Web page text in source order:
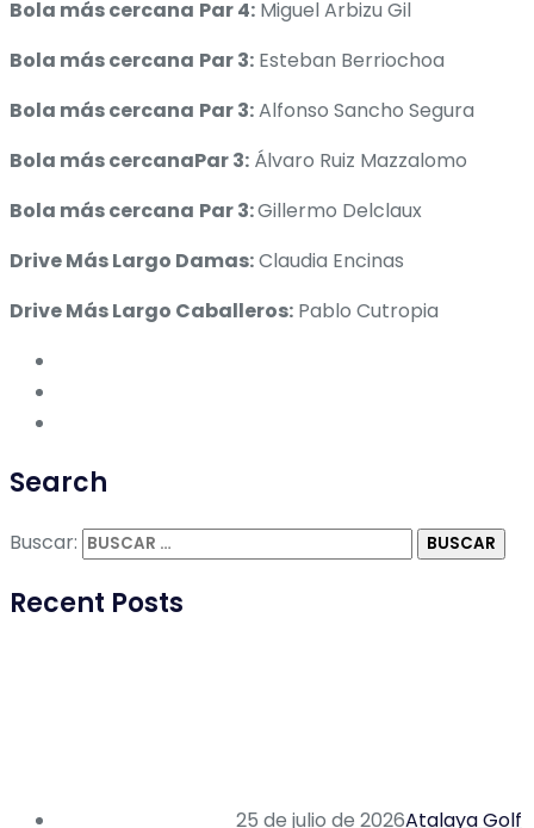
Bola más cercana Par 4: Miguel Arbizu Gil
Bola más cercana Par 3: Esteban Berriochoa
Bola más cercana Par 3:Alfonso Sancho Segura
Bola más cercanaPar 3: Álvaro Ruiz Mazzalomo
Bola más cercana Par 3:Gillermo Delclaux
Drive Más Largo Damas:Claudia Encinas
Drive Más Largo Caballeros: Pablo Cutropia
Search
Buscar:
Recent Posts
25 de julio de 2026Atalaya Golf